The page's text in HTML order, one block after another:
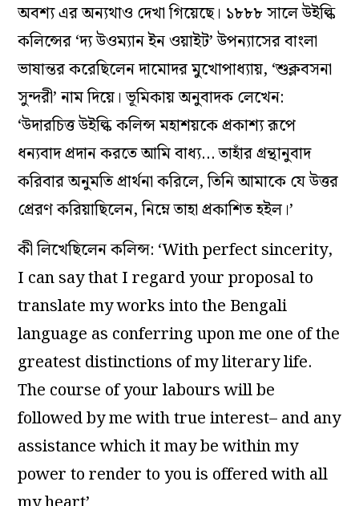
অবশ্য এর অন্যথাও দেখা গিয়েছে। ১৮৮৮ সালে উইল্কি
কলিন্সের ‘দ্য উওম্যান ইন ওয়াইট’উপন্যাসের বাংলা
ভাষান্তর করেছিলেন দামোদর মুখোপাধ্যায়, ‘শুক্লবসনা
সুন্দরী’নাম দিয়ে। ভূমিকায় অনুবাদক লেখেন:
‘উদারচিত্ত উইল্কি কলিন্স মহাশয়কে প্রকাশ্য রূপে
ধন্যবাদ প্রদান করতে আমি বাধ্য… তাহাঁর গ্রন্থানুবাদ
করিবার অনুমতি প্রার্থনা করিলে, তিনি আমাকে যে উত্তর
প্রেরণ করিয়াছিলেন, নিম্নে তাহা প্রকাশিত হইল।’
কী লিখেছিলেন কলিন্স: ‘With perfect sincerity,
I can say that I regard your proposal to
translate my works into the Bengali
language as conferring upon me one of the
greatest distinctions of my literary life.
The course of your labours will be
followed by me with true interest– and any
assistance which it may be within my
power to render to you is offered with all